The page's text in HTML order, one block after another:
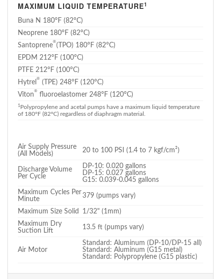
MAXIMUM LIQUID TEMPERATURE1
Buna N 180°F (82°C)
Neoprene 180°F (82°C)
Santoprene
®
(TPO) 180°F (82°C)
EPDM 212°F (100°C)
PTFE 212°F (100°C)
Hytrel
®
(TPE) 248°F (120°C)
Viton
®
fluoroelastomer 248°F (120°C)
1 Polypropylene and acetal pumps have a maximum liquid temperature
of 180°F (82°C) regardless of diaphragm material.
Air Supply Pressure
(All Models)
20 to 100 PSI (1.4 to 7 kgf/cm²)
Discharge Volume
Per Cycle
DP-10: 0.020 gallons
DP-15: 0.027 gallons
G15: 0.039-0.045 gallons
Maximum Cycles Per
Minute
379 (pumps vary)
Maximum Size Solid
1/32" (1mm)
Maximum Dry
Suction Lift
13.5 ft (pumps vary)
Air Motor
Standard: Aluminum (DP-10/DP-15 all)
Standard: Aluminum (G15 metal)
Standard: Polypropylene (G15 plastic)